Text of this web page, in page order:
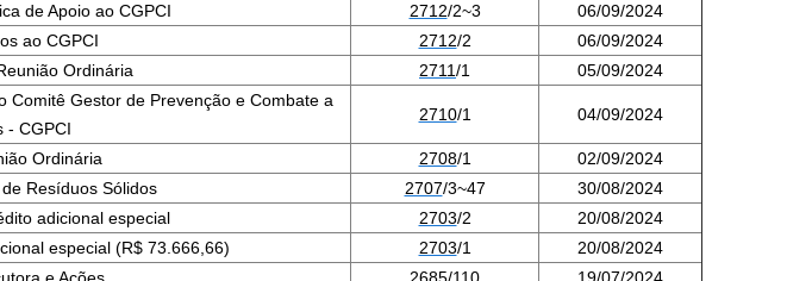
de Apoio ao CGPCI 2712/2~3
06/09/2024
ao CGPCI 2712/2
06/09/2024
Ordinária 2711/1 05/09/2024
Comitê Gestor de Prevenção e Combate a
- CGPCI
2710/1 04/09/2024
Ordinária 2708/1
02/09/2024
Resíduos Sólidos 2707/3~47
30/08/2024
adicional especial 2703/2
20/08/2024
especial (R$ 73.666,66) 2703/1
20/08/2024